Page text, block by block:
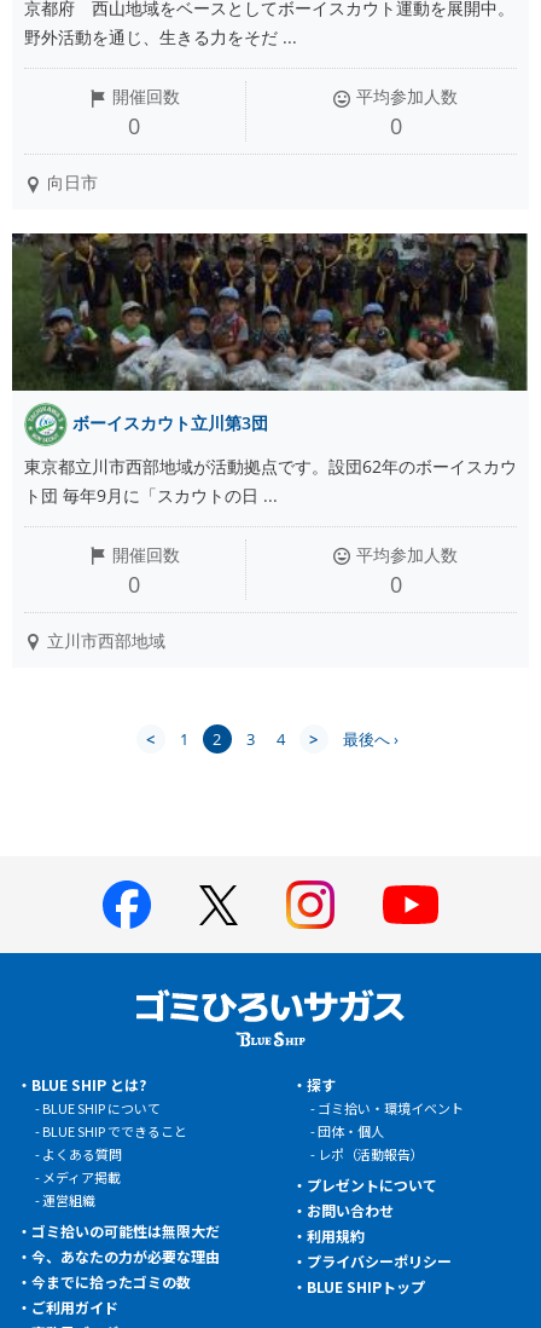
京都府 西山地域をベースとしてボーイスカウト運動を展開中。
野外活動を通じ、生きる力をそだ ...
開催回数
0
平均参加人数
0
向日市
ボーイスカウト立川第3団
東京都立川市西部地域が活動拠点です。設団62年のボーイスカウ
ト団 毎年9月に「スカウトの日 ...
開催回数
0
平均参加人数
0
立川市西部地域
< 1 2 3 4 > 最後へ ›
BLUE SHIP とは?
BLUE SHIP について
BLUE SHIP でできること
よくある質問
メディア掲載
運営組織
ゴミ拾いの可能性は無限大だ
今、あなたの力が必要な理由
今までに拾ったゴミの数
ご利用ガイド
探す
ゴミ拾い・環境イベント
団体・個人
レポ（活動報告）
プレゼントについて
お問い合わせ
利用規約
プライバシーポリシー
BLUE SHIPトップ